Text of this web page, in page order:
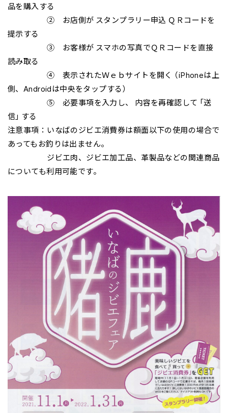
品を購入する
② お店側が スタンプラリー申込 ＱＲコードを
提示する
③ お客様が スマホの写真でＱＲコードを直接
読み取る
④ 表示されたＷｅｂサイトを開く （iPhoneは上
側、Androidは中央をタップする）
⑤ 必要事項を入力し、 内容を再確認して「送
信」する
注意事項：いなばのジビエ消費券は額面以下の使用の場合で
あってもお釣りは出ません。
ジビエ肉、ジビエ加工品、革製品などの関連商品
についても利用可能です。